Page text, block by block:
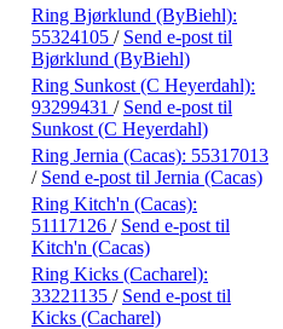
Ring Bjørklund (ByBiehl):
55324105 / Send e-post til
Bjørklund (ByBiehl)
Ring Sunkost (C Heyerdahl):
93299431 / Send e-post til
Sunkost (C Heyerdahl)
Ring Jernia (Cacas): 55317013
/ Send e-post til Jernia (Cacas)
Ring Kitch'n (Cacas):
51117126 / Send e-post til
Kitch'n (Cacas)
Ring Kicks (Cacharel):
33221135 / Send e-post til
Kicks (Cacharel)